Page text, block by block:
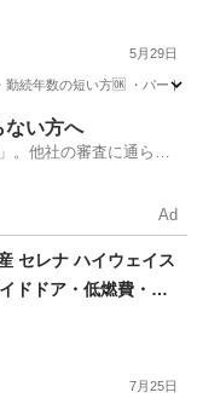
5月29日
勤続年数の短い方🆗 ・パー
ない方へ
。他社の審査に通らな
Ad
セレナ ハイウェイス
ドドア・低燃費・フ
7月25日